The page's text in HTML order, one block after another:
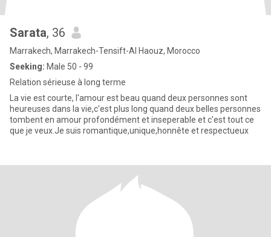
Sarata, 36
Marrakech, Marrakech-Tensift-Al Haouz, Morocco
Seeking: Male 50 - 99
Relation sérieuse à long terme
La vie est courte, l'amour est beau quand deux personnes sont
heureuses dans la vie,c'est plus long quand deux belles personnes
tombent en amour profondément et inseperable et c'est tout ce
que je veux.Je suis romantique,unique,honnête et respectueux